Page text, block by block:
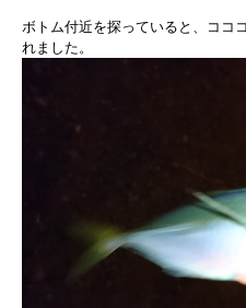
ボトム付近を探っていると、ココ
れました。